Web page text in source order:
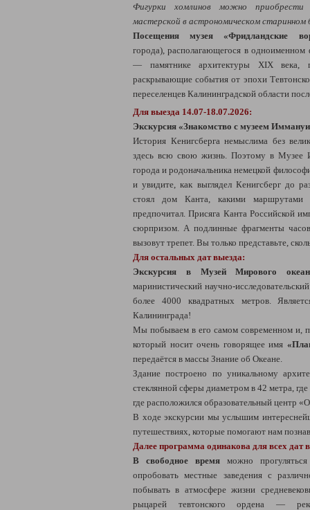
Фигурки хомлинов можно
мастерской в астрономическом старинном
Посещения музея «Фридландские
города), располагающегося в
— памятнике архитектуры XIX века,
раскрывающие события от эпохи
переселенцев Калининградской области
Для выезда 14.07-18.07.2026:
Экскурсия «Знакомство с музеем
История Кенигсберга немыслима без
здесь всю свою жизнь. Поэтому в
города и родоначальника немецкой
и увидите, как выглядел Кенигсберг до
стоял дом Канта, какими
предпочитал. Присяга Канта Российской
сюрпризом. А подлинные фрагменты
вызовут трепет. Вы только представьте,
Для остальных дат выезда:
Экскурсия в Музей Мирового
маринистический научно-
более 4000 квадратных метров.
Калининграда!
Мы побываем в его самом современном и,
который носит очень говорящее имя
передаётся в массы Знание об Океане.
Здание построено по уникальному
стеклянной сферы диаметром в 42 метра,
где расположился образовательный центр
В ходе экскурсии мы услышим
путешествиях, которые помогают нам
Далее программа одинакова для всех дат
В свободное время можно
опробовать местные заведения с
побывать в атмосфере жизни
рыцарей тевтонского ордена —